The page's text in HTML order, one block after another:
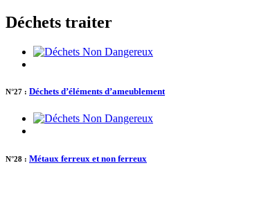
Déchets traiter
N°27 : Déchets d’éléments d’ameublement
N°28 : Métaux ferreux et non ferreux